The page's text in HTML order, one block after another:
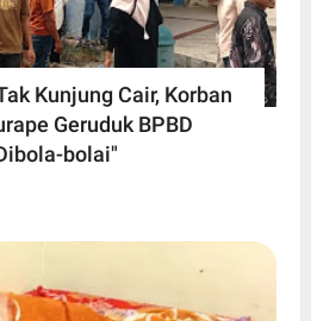
Kunjung Cair, Korban
Geruduk BPBD
bolai"